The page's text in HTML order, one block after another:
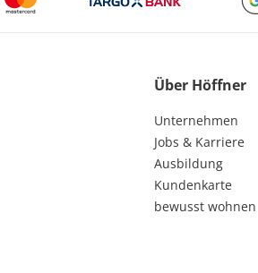
Über Höffner
Unternehmen
Jobs & Karriere
Ausbildung
Kundenkarte
bewusst wohnen